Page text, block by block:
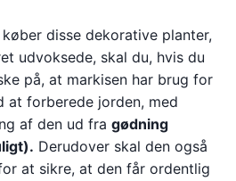
disse dekorative planter,
udvoksede, skal du, hvis du
på, at markisen har brug for
at forberede jorden, med
af den ud fra gødning
Derudover skal den også
at sikre, at den får ordentlig